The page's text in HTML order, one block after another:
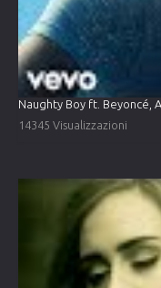
Naughty Boy ft. Beyoncé,
14345 Visualizzazioni